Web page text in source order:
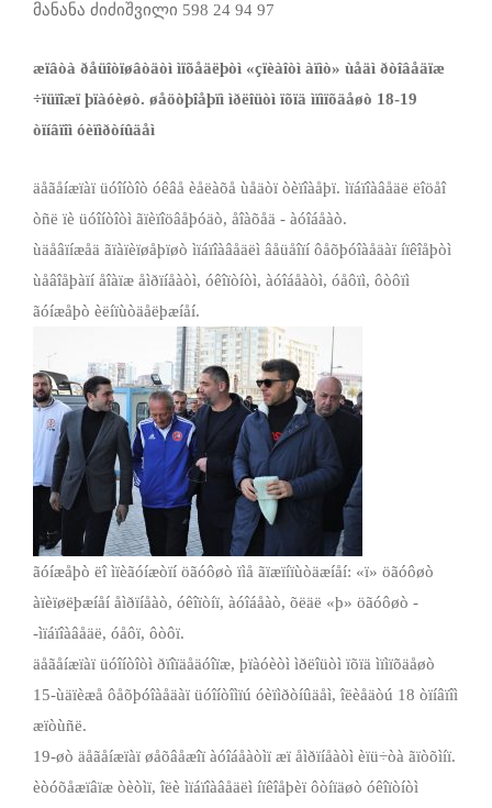
მანანა ძიძიშვილი 598 24 94 97
æïâòà ðåüîòïøâòäòì ìïõåäëþòì «çïèàîòì àïìò» ùåäì ðòîâåäïæ
÷ïüïîæï þïàóèøò. øåöòþîåþïì ìðëîüòì ïõïä ìïìïõäåøò 18­-19
òïíâïîì óèïìðòíûäåì
äåãåíæïàï üóîíòîò óêâå èåëàõå ùåäòï òèïîàåþï. ìïáïîàâåäë ëîöåî
òñë ïè üóîíòîòì ãïèïîöâåþóäò, åîàõåä ­- àóîáåàò.
ùäåâïíæåä ãïàïèïøåþïøò ìïáïîàâåäëì âåüåîïí ôåõþóîàåäàï íïêîåþòì
ùåâîåþàïí åîàïæ åìðïíåàòì, óêîïòíòì, àóîáåàòì, óåôïì, ôòôïì
ãóíæåþò èëíïùòäåëþæíåí.
ãóíæåþò ëî ìïèãóíæòïí öãóôøò ïìå ãïæïíïùòäæíåí: «ï» öãóôøò
àïèïøëþæíåí åìðïíåàò, óêîïòíï, àóîáåàò, õëäë «þ» öãóôøò ­
-ìïáïîàâåäë, óåôï, ôòôï.
äåãåíæïàï üóîíòîòì ðïîïäåäóîïæ, þïàóèòì ìðëîüòì ïõïä ìïìïõäåøò
15­-ùäïèæå ôåõþóîàåäàï üóîíòîìïú óèïìðòíûäåì, îëèåäòú 18 òïíâïîì
æïòùñë.
19­-øò äåãåíæïàï øåõâåæîï àóîáåàòìï æï åìðïíåàòì èïü÷òà ãïòõìíï.
èòóõåæïâïæ òèòìï, îëè ìïáïîàâåäëì íïêîåþèï ôòíïäøò óêîïòíòì